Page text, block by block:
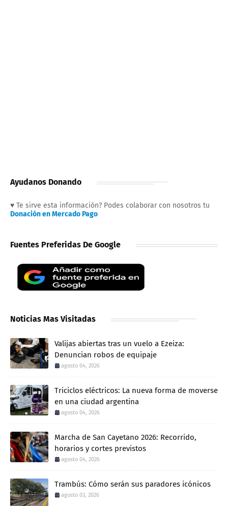
Ayudanos Donando
♥ Te sirve esta información? Podes colaborar con nosotros tu
Donación en Mercado Pago
Fuentes Preferidas De Google
Noticias Mas Visitadas
Valijas abiertas tras un vuelo a Ezeiza:
Denuncian robos de equipaje
agosto 04, 2026
Triciclos eléctricos: La nueva forma de moverse
en una ciudad argentina
agosto 04, 2026
Marcha de San Cayetano 2026: Recorrido,
horarios y cortes previstos
agosto 04, 2026
Trambús: Cómo serán sus paradores icónicos
agosto 03, 2026